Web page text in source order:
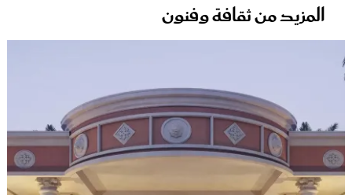
المزيد من ثقافة وفنون